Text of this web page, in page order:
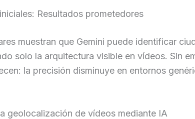
Resultados prometedores
muestran que Gemini puede identificar
solo la arquitectura visible en vídeos. Sin
la precisión disminuye en entornos
geolocalización de vídeos mediante IA